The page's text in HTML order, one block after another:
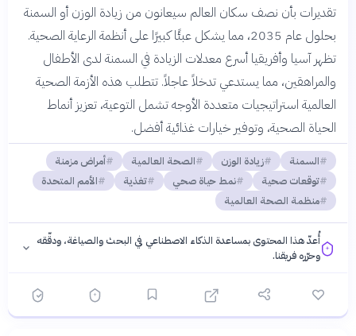
تقديرات بأن نصف سكان العالم سيعانون من زيادة الوزن أو السمنة
بحلول عام 2035، مما يشكل عبئًا كبيرًا على أنظمة الرعاية الصحية.
تظهر آسيا وأفريقيا أسرع معدلات الزيادة في السمنة لدى الأطفال
والمراهقين، مما يستدعي تدخلاً عاجلاً. تتطلب هذه الأزمة الصحية
العالمية استراتيجيات متعددة الأوجه تشمل التوعية، تعزيز أنماط
الحياة الصحية، وتوفير خيارات غذائية أفضل.
السمنة زيادة الوزن الصحة العالمية
أمراض مزمنة
توقعات صحية
نمط حياة صحي تغذية
الأمم المتحدة
منظمة الصحة العالمية
أُعدّ هذا المحتوى بمساعدة الذكاء الاصطناعي في البحث والصياغة، ودقّقه
وحرّره فريقنا.